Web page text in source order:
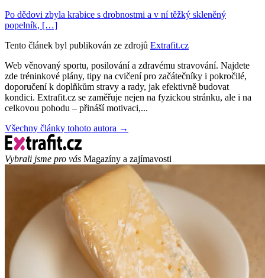
Po dědovi zbyla krabice s drobnostmi a v ní těžký skleněný
popelník, […]
Tento článek byl publikován ze zdrojů Extrafit.cz
Web věnovaný sportu, posilování a zdravému stravování. Najdete
zde tréninkové plány, tipy na cvičení pro začátečníky i pokročilé,
doporučení k doplňkům stravy a rady, jak efektivně budovat
kondici. Extrafit.cz se zaměřuje nejen na fyzickou stránku, ale i na
celkovou pohodu – přináší motivaci,...
Všechny články tohoto autora →
Vybrali jsme pro vás Magazíny a zajímavosti